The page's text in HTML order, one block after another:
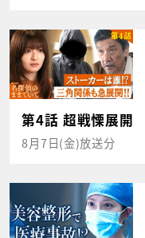
第4話 超戦慄展開
8月7日(金)放送分